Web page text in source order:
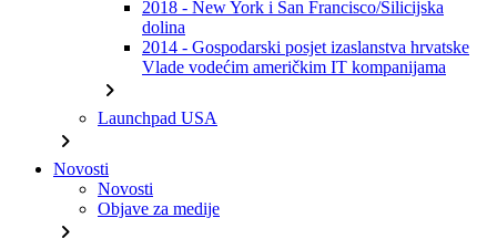
2018 - New York i San Francisco/Silicijska
dolina
2014 - Gospodarski posjet izaslanstva hrvatske
Vlade vodećim američkim IT kompanijama
chevron_right
Launchpad USA
chevron_right
Novosti
Novosti
Objave za medije
chevron_right